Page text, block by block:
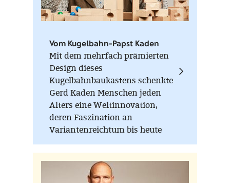
Vom Kugelbahn-Papst Kaden
Mit dem mehrfach prämierten
Design dieses
Kugelbahnbaukastens schenkte
Gerd Kaden Menschen jeden
Alters eine Weltinnovation,
deren Faszination an
Variantenreichtum bis heute
ungebrochen ist. Höher, länger,
verrückter - Hauptsache die
Kugel rollt!